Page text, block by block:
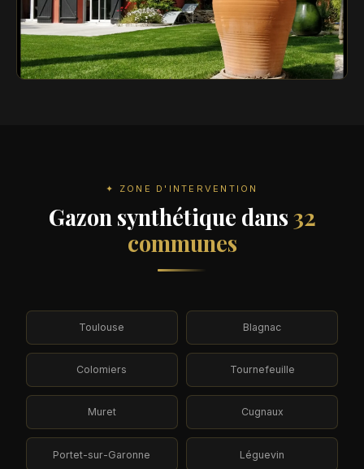
✦ ZONE D'INTERVENTION
Gazon synthétique dans32
communes
Toulouse Blagnac
Colomiers Tournefeuille
Muret Cugnaux
Portet-sur-Garonne Léguevin